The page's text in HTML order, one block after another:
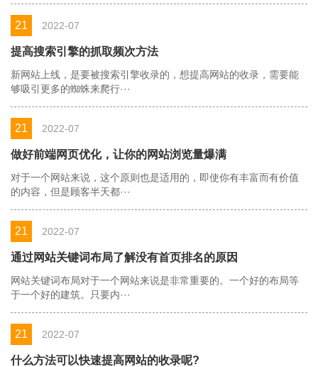
21 2022-07
提高搜索引擎的抓取频次方法
新网站上线，是要被搜索引擎收录的，想提高网站的收录，需要能
够吸引更多的蜘蛛来爬行···
21 2022-07
做好前端网页优化，让你的网站浏览量爆满
对于一个网站来说，这个原则也是适用的，即使你有丰富而有价值
的内容，但是顾客半天都···
21 2022-07
通过网站关键词布局了解没有首页排名的原因
网站关键词布局对于一个网站来说是非常重要的。一个好的布局等
于一个好的建筑。只要内···
21 2022-07
什么方法可以快速提高网站的收录呢?